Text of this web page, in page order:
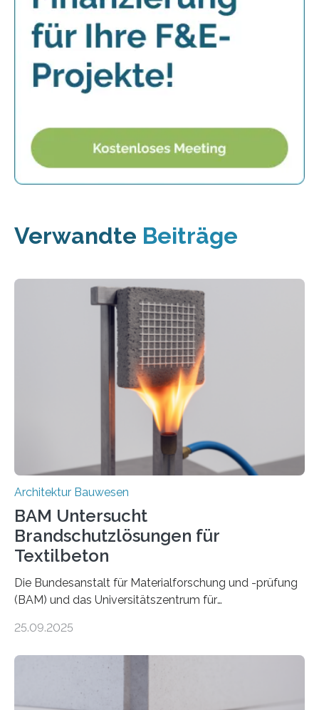
Verwandte Beiträge
Architektur Bauwesen
BAM Untersucht
Brandschutzlösungen für
Textilbeton
Die Bundesanstalt für Materialforschung und -prüfung
(BAM) und das Universitätszentrum für
untersuchen in einem gemeinsamen Forschungsprojekt
Ziel ist es, die Einsatzmöglichkeiten dieses innovativen
sicherem und nachhaltigem Bauen zu leisten.
25.09.2025